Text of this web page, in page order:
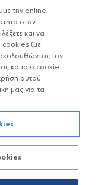
ΚΑΙ ΟΙ
ΤΙΣ
την online
στον
και να
cookies (με
ακολουθώντας τον
κάποιο cookie
αυτού
μας για τα